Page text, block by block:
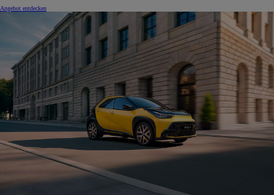
Angebot entdecken